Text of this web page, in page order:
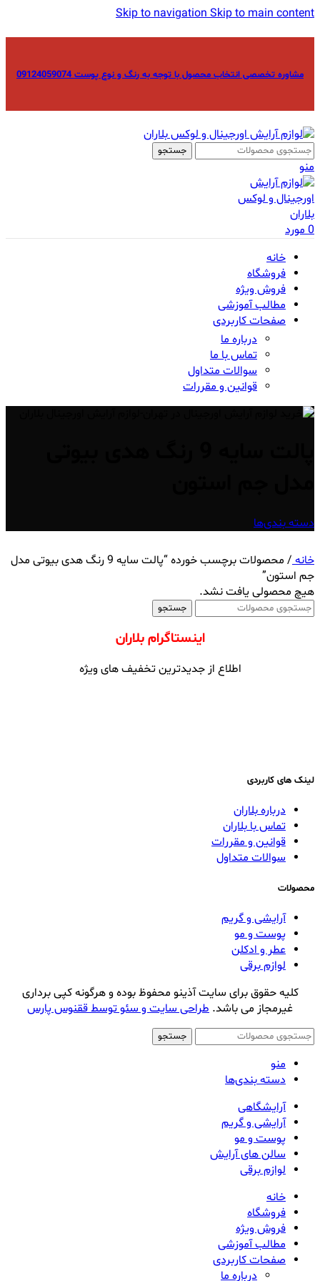
Skip to navigationSkip to main content
مشاوره تخصصی انتخاب محصول با توجه به رنگ و نوع پوست 09124059074
جستجو
منو
0مورد
خانه
فروشگاه
فروش ویژه
مطالب آموزشی
صفحات کاربردی
درباره ما
تماس با ما
سوالات متداول
قوانین و مقررات
دسته بندی‌ها
خانه/
محصولات برچسب خورده “پالت سایه 9 رنگ هدی بیوتی مدل
جم استون”
هیچ محصولی یافت نشد.
جستجو
اینستاگرام بلاران
اطلاع از جدیدترین تخفیف های ویژه
لینک های کاربردی
درباره بلاران
تماس با بلاران
قوانین و مقررات
سوالات متداول
محصولات
آرایشی و گریم
پوست و مو
عطر و ادکلن
لوازم برقی
کلیه حقوق برای سایت آذینو محفوظ بوده و هرگونه کپی برداری
غیرمجاز می باشد. طراحی سایت و سئو توسط ققنوس پارس
جستجو
منو
دسته بندی‌ها
آرایشگاهی
آرایشی و گریم
پوست و مو
سالن های آرایش
لوازم برقی
خانه
فروشگاه
فروش ویژه
مطالب آموزشی
صفحات کاربردی
درباره ما